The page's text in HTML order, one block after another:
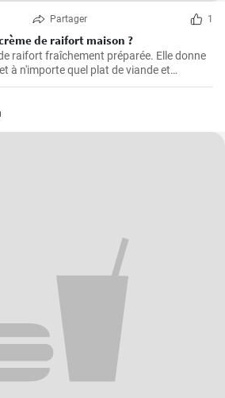
Partager 1
de raifort maison ?
raifort fraîchement préparée. Elle donne
à n'importe quel plat de viande et
pour les sandwichs.